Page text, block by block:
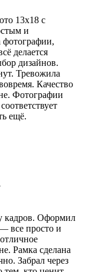
13х18 с
и
делается
дизайнов.
Тревожила
Качество
Фотографии
ещё.
кадров. Оформил
все просто и
Рамка сделана
Забрал через